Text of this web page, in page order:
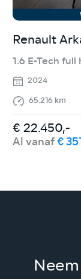
Renault
1.6 E-Tech
2024
65.216 km
€ 22.450,-
Al vanaf€